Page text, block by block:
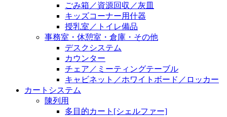
ごみ箱／資源回収／灰皿
キッズコーナー用什器
授乳室／トイレ備品
事務室・休憩室・倉庫・その他
デスクシステム
カウンター
チェア／ミーティングテーブル
キャビネット／ホワイトボード／ロッカー
カートシステム
陳列用
多目的カート[シェルファー]